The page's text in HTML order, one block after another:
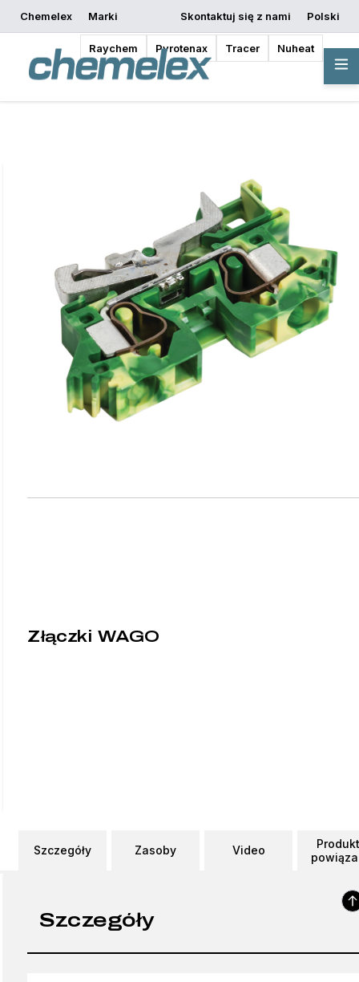
Chemelex Marki
Raychem Pyrotenax Tracer Nuheat
Skontaktuj się z nami
Polski
Poproś o wycenę
Gdzie kupić
Rozpocznij
Przegląd
Złączki WAGO
Szczegóły Zasoby Video
Szczegóły